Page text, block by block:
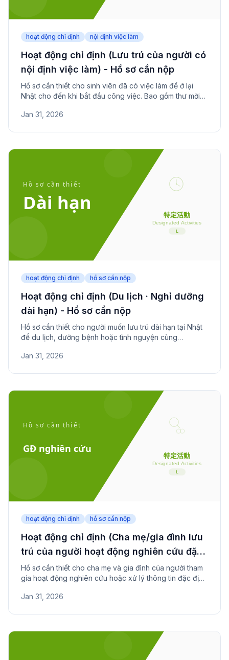
hoạt động chỉ định nội định việc làm
Hoạt động chỉ định (Lưu trú của người có
nội định việc làm) - Hồ sơ cần nộp
Hồ sơ cần thiết cho sinh viên đã có việc làm để ở lại
Nhật cho đến khi bắt đầu công việc. Bao gồm thư mời
tập.
Jan 31, 2026
hoạt động chỉ định hồ sơ cần nộp
Hoạt động chỉ định (Du lịch · Nghỉ dưỡng
dài hạn) - Hồ sơ cần nộp
Hồ sơ cần thiết cho người muốn lưu trú dài hạn tại Nhật
để du lịch, dưỡng bệnh hoặc tình nguyện cùng
bảo hiểm.
Jan 31, 2026
hoạt động chỉ định hồ sơ cần nộp
Hoạt động chỉ định (Cha mẹ/gia đình lưu
trú của người hoạt động nghiên cứu đặc
định) - Hồ sơ cần nộp
Hồ sơ cần thiết cho cha mẹ và gia đình của người tham
gia hoạt động nghiên cứu hoặc xử lý thông tin đặc định
Jan 31, 2026